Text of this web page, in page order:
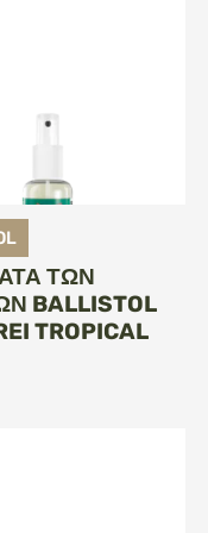
ΤΩΝ
BALLISTOL
TROPICAL
ΣΤΟ